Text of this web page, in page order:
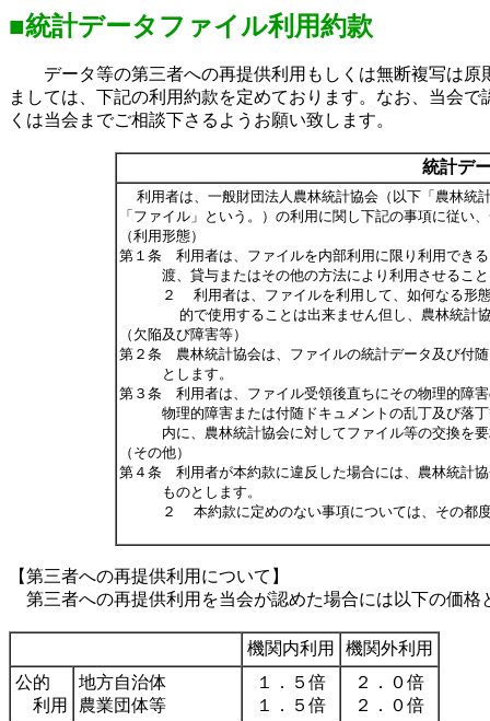
■統計データファイル利用約款
データ等の第三者への再提供利用もしくは無断複写は原
ましては、下記の利用約款を定めております。なお、当会
くは当会までご相談下さるようお願い致します。
統計デ
利用者は、一般財団法人農林統計協会（以下「農林統
「ファイル」という。）の利用に関し下記の事項に従い
（利用形態）
第１条利用者は、ファイルを内部利用に限り利用でき
渡、貸与またはその他の方法により利用させるこ
２
利用者は、ファイルを利用して、如何なる形
的で使用することは出来ません但し、農林統計
（欠陥及び障害等）
第２条農林統計協会は、ファイルの統計データ及び付
とします。
第３条利用者は、ファイル受領後直ちにその物理的障
物理的障害または付随ドキュメントの乱丁及び落
内に、農林統計協会に対してファイル等の交換を
（その他）
第４条利用者が本約款に違反した場合には、農林統計
ものとします。
２
本約款に定めのない事項については、その都
【第三者への再提供利用について】
第三者への再提供利用を当会が認めた場合には以下の価格
機関内利用
機関外利用
公的
利用
地方自治体
農業団体等
１．５倍
１．５倍
２．０倍
２．０倍